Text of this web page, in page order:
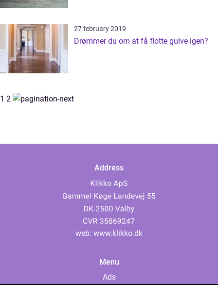
27 february 2019
Drømmer du om at få flotte gulve igen?
1 2
Address
web: www.klikko.dk
Menu
Ads